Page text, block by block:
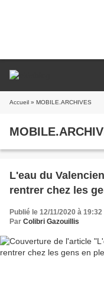
Accueil » MOBILE.ARCHIVES
L'eau du
rentrer chez les
Publié le 12/11/2020 à 19:32
Par Colibri Gazouillis